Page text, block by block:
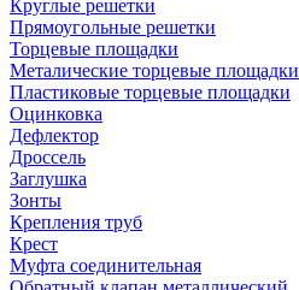
Круглые решетки
Прямоугольные решетки
Торцевые площадки
Металические торцевые площадки
Пластиковые торцевые площадки
Оцинковка
Дефлектор
Дроссель
Заглушка
Зонты
Крепления труб
Крест
Муфта соединительная